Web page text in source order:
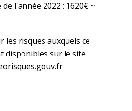
l'année 2022 : 1620€ ~
les risques auxquels ce
disponibles sur le site